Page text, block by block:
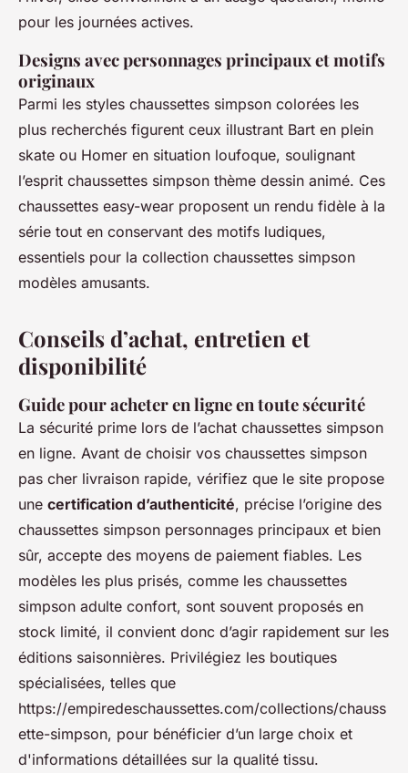
pour les journées actives.
Designs avec personnages principaux et motifs
originaux
Parmi les styles chaussettes simpson colorées les
plus recherchés figurent ceux illustrant Bart en plein
skate ou Homer en situation loufoque, soulignant
l’esprit chaussettes simpson thème dessin animé. Ces
chaussettes easy-wear proposent un rendu fidèle à la
série tout en conservant des motifs ludiques,
essentiels pour la collection chaussettes simpson
modèles amusants.
Conseils d’achat, entretien et
disponibilité
Guide pour acheter en ligne en toute sécurité
La sécurité prime lors de l’achat chaussettes simpson
en ligne. Avant de choisir vos chaussettes simpson
pas cher livraison rapide, vérifiez que le site propose
une certification d’authenticité, précise l’origine des
chaussettes simpson personnages principaux et bien
sûr, accepte des moyens de paiement fiables. Les
modèles les plus prisés, comme les chaussettes
simpson adulte confort, sont souvent proposés en
stock limité, il convient donc d’agir rapidement sur les
éditions saisonnières. Privilégiez les boutiques
spécialisées, telles que
https://empiredeschaussettes.com/collections/chauss
ette-simpson, pour bénéficier d’un large choix et
d'informations détaillées sur la qualité tissu.